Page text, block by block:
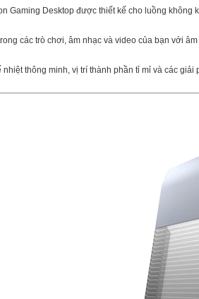
Gaming Desktop được thiết kế cho luồng
các trò chơi, âm nhạc và video của bạn với
nhiệt thông minh, vị trí thành phần tỉ mỉ và các